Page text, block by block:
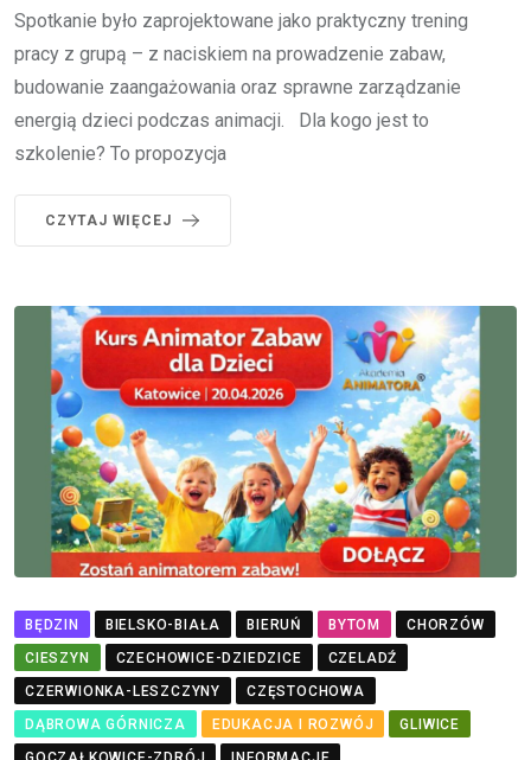
Spotkanie było zaprojektowane jako praktyczny trening
pracy z grupą – z naciskiem na prowadzenie zabaw,
budowanie zaangażowania oraz sprawne zarządzanie
energią dzieci podczas animacji. Dla kogo jest to
szkolenie? To propozycja
CZYTAJ WIĘCEJ
BĘDZIN BIELSKO-BIAŁA BIERUŃ BYTOM
CHORZÓW
CIESZYN
CZECHOWICE-DZIEDZICE
CZELADŹ
CZERWIONKA-LESZCZYNY
CZĘSTOCHOWA
DĄBROWA GÓRNICZA
EDUKACJA I ROZWÓJ
GLIWICE